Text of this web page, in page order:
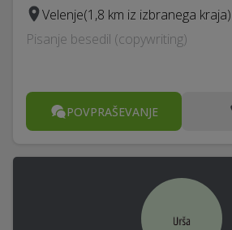
Velenje(1,8 km iz izbranega kraja)
Pisanje besedil (copywriting)
POVPRAŠEVANJE